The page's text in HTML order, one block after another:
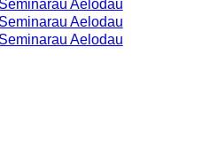
Seminarau Aelodau
Seminarau Aelodau
Seminarau Aelodau